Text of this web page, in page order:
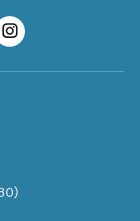
）